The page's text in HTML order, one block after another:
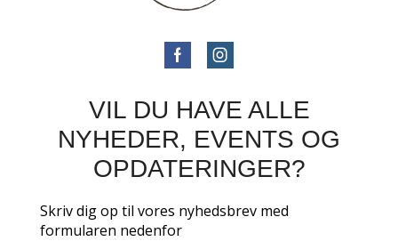
VIL DU HAVE ALLE
NYHEDER, EVENTS OG
OPDATERINGER?
Skriv dig op til vores nyhedsbrev med
formularen nedenfor